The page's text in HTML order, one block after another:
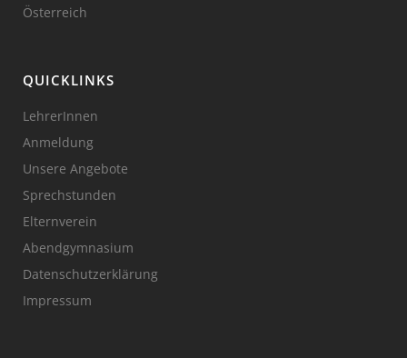
Österreich
QUICKLINKS
LehrerInnen
Anmeldung
Unsere Angebote
Sprechstunden
Elternverein
Abendgymnasium
Datenschutzerklärung
Impressum